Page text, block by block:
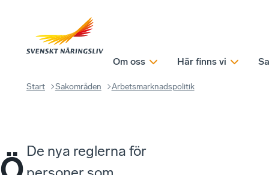
Om oss Här finns vi
Start Sakområden Arbetsmarknadspolitik
De nya reglerna för